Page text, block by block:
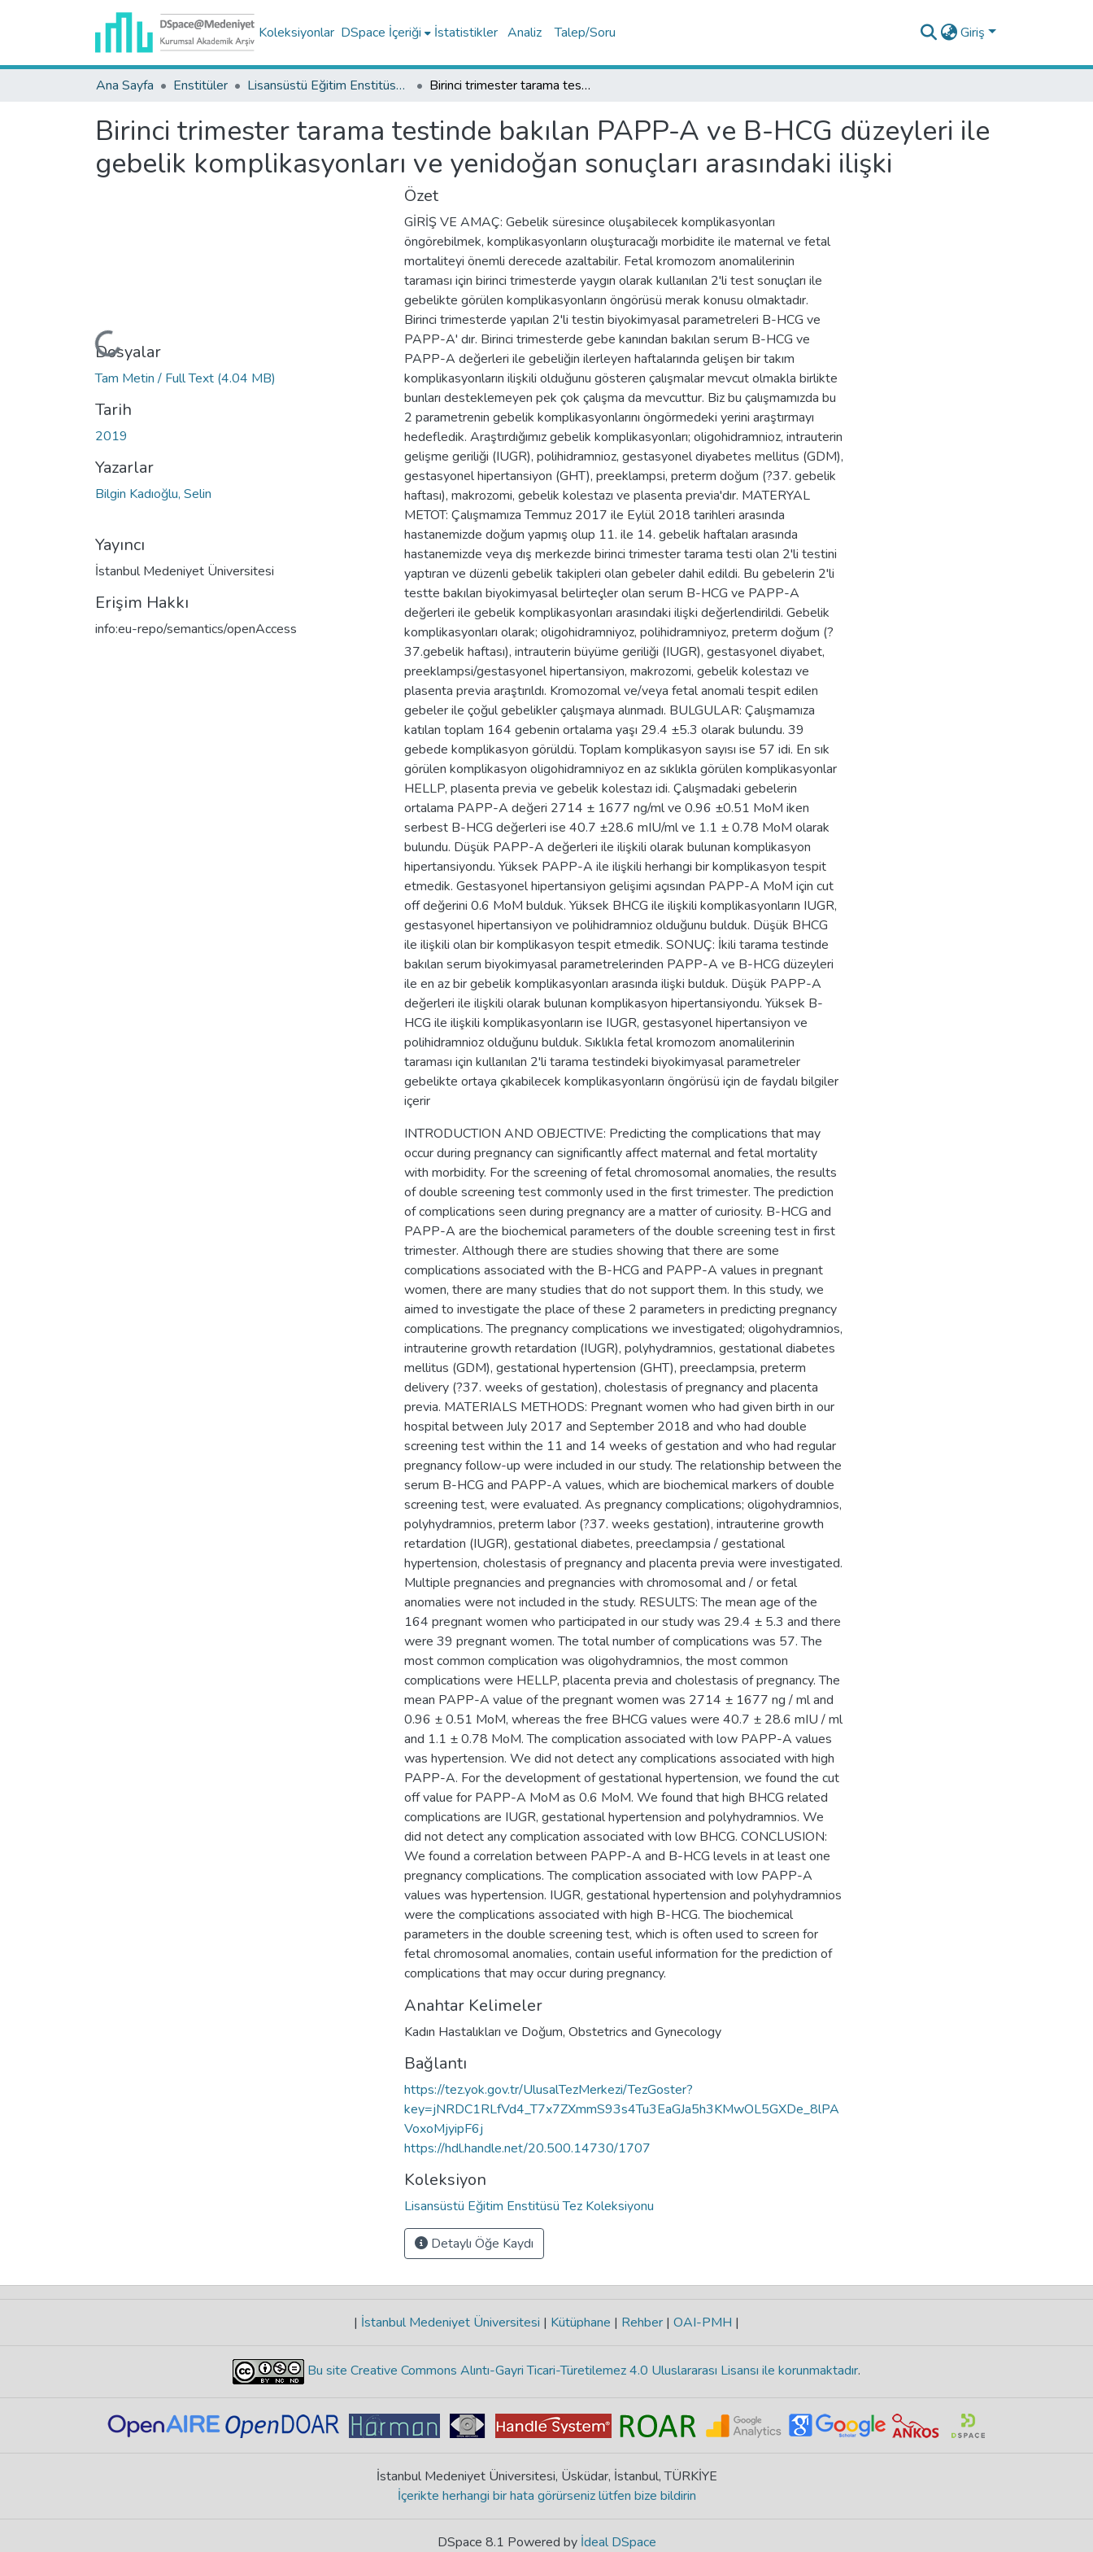
Koleksiyonlar DSpace İçeriği İstatistikler Analiz Talep/Soru Giriş
Ana Sayfa Enstitüler Lisansüstü Eğitim Enstitüsü Tez Koleksiyonu Birinci trimester tarama testinde bakılan PAPP-A ve B-HCG düzeyleri ile gebelik komplikasyonları ve yenidoğan sonuçları arasındaki ilişki
Birinci trimester tarama testinde bakılan PAPP-A ve B-HCG düzeyleri ile
gebelik komplikasyonları ve yenidoğan sonuçları arasındaki ilişki
Yükleniyor...
Dosyalar
Tam Metin / Full Text (4.04 MB)
Tarih
2019
Yazarlar
Bilgin Kadıoğlu, Selin
Yayıncı
İstanbul Medeniyet Üniversitesi
Erişim Hakkı
info:eu-repo/semantics/openAccess
Özet
GİRİŞ VE AMAÇ: Gebelik süresince oluşabilecek komplikasyonları
öngörebilmek, komplikasyonların oluşturacağı morbidite ile maternal ve fetal
mortaliteyi önemli derecede azaltabilir. Fetal kromozom anomalilerinin
taraması için birinci trimesterde yaygın olarak kullanılan 2'li test sonuçları ile
gebelikte görülen komplikasyonların öngörüsü merak konusu olmaktadır.
Birinci trimesterde yapılan 2'li testin biyokimyasal parametreleri B-HCG ve
PAPP-A' dır. Birinci trimesterde gebe kanından bakılan serum B-HCG ve
PAPP-A değerleri ile gebeliğin ilerleyen haftalarında gelişen bir takım
komplikasyonların ilişkili olduğunu gösteren çalışmalar mevcut olmakla birlikte
bunları desteklemeyen pek çok çalışma da mevcuttur. Biz bu çalışmamızda bu
2 parametrenin gebelik komplikasyonlarını öngörmedeki yerini araştırmayı
hedefledik. Araştırdığımız gebelik komplikasyonları; oligohidramnioz, intrauterin
gelişme geriliği (IUGR), polihidramnioz, gestasyonel diyabetes mellitus (GDM),
gestasyonel hipertansiyon (GHT), preeklampsi, preterm doğum (?37. gebelik
haftası), makrozomi, gebelik kolestazı ve plasenta previa'dır. MATERYAL
METOT: Çalışmamıza Temmuz 2017 ile Eylül 2018 tarihleri arasında
hastanemizde doğum yapmış olup 11. ile 14. gebelik haftaları arasında
hastanemizde veya dış merkezde birinci trimester tarama testi olan 2'li testini
yaptıran ve düzenli gebelik takipleri olan gebeler dahil edildi. Bu gebelerin 2'li
testte bakılan biyokimyasal belirteçler olan serum B-HCG ve PAPP-A
değerleri ile gebelik komplikasyonları arasındaki ilişki değerlendirildi. Gebelik
komplikasyonları olarak; oligohidramniyoz, polihidramniyoz, preterm doğum (?
37.gebelik haftası), intrauterin büyüme geriliği (IUGR), gestasyonel diyabet,
preeklampsi/gestasyonel hipertansiyon, makrozomi, gebelik kolestazı ve
plasenta previa araştırıldı. Kromozomal ve/veya fetal anomali tespit edilen
gebeler ile çoğul gebelikler çalışmaya alınmadı. BULGULAR: Çalışmamıza
katılan toplam 164 gebenin ortalama yaşı 29.4 ±5.3 olarak bulundu. 39
gebede komplikasyon görüldü. Toplam komplikasyon sayısı ise 57 idi. En sık
görülen komplikasyon oligohidramniyoz en az sıklıkla görülen komplikasyonlar
HELLP, plasenta previa ve gebelik kolestazı idi. Çalışmadaki gebelerin
ortalama PAPP-A değeri 2714 ± 1677 ng/ml ve 0.96 ±0.51 MoM iken
serbest B-HCG değerleri ise 40.7 ±28.6 mIU/ml ve 1.1 ± 0.78 MoM olarak
bulundu. Düşük PAPP-A değerleri ile ilişkili olarak bulunan komplikasyon
hipertansiyondu. Yüksek PAPP-A ile ilişkili herhangi bir komplikasyon tespit
etmedik. Gestasyonel hipertansiyon gelişimi açısından PAPP-A MoM için cut
off değerini 0.6 MoM bulduk. Yüksek BHCG ile ilişkili komplikasyonların IUGR,
gestasyonel hipertansiyon ve polihidramnioz olduğunu bulduk. Düşük BHCG
ile ilişkili olan bir komplikasyon tespit etmedik. SONUÇ: İkili tarama testinde
bakılan serum biyokimyasal parametrelerinden PAPP-A ve B-HCG düzeyleri
ile en az bir gebelik komplikasyonları arasında ilişki bulduk. Düşük PAPP-A
değerleri ile ilişkili olarak bulunan komplikasyon hipertansiyondu. Yüksek B-
HCG ile ilişkili komplikasyonların ise IUGR, gestasyonel hipertansiyon ve
polihidramnioz olduğunu bulduk. Sıklıkla fetal kromozom anomalilerinin
taraması için kullanılan 2'li tarama testindeki biyokimyasal parametreler
gebelikte ortaya çıkabilecek komplikasyonların öngörüsü için de faydalı bilgiler
içerir
INTRODUCTION AND OBJECTIVE: Predicting the complications that may
occur during pregnancy can significantly affect maternal and fetal mortality
with morbidity. For the screening of fetal chromosomal anomalies, the results
of double screening test commonly used in the first trimester. The prediction
of complications seen during pregnancy are a matter of curiosity. B-HCG and
PAPP-A are the biochemical parameters of the double screening test in first
trimester. Although there are studies showing that there are some
complications associated with the B-HCG and PAPP-A values in pregnant
women, there are many studies that do not support them. In this study, we
aimed to investigate the place of these 2 parameters in predicting pregnancy
complications. The pregnancy complications we investigated; oligohydramnios,
intrauterine growth retardation (IUGR), polyhydramnios, gestational diabetes
mellitus (GDM), gestational hypertension (GHT), preeclampsia, preterm
delivery (?37. weeks of gestation), cholestasis of pregnancy and placenta
previa. MATERIALS METHODS: Pregnant women who had given birth in our
hospital between July 2017 and September 2018 and who had double
screening test within the 11 and 14 weeks of gestation and who had regular
pregnancy follow-up were included in our study. The relationship between the
serum B-HCG and PAPP-A values, which are biochemical markers of double
screening test, were evaluated. As pregnancy complications; oligohydramnios,
polyhydramnios, preterm labor (?37. weeks gestation), intrauterine growth
retardation (IUGR), gestational diabetes, preeclampsia / gestational
hypertension, cholestasis of pregnancy and placenta previa were investigated.
Multiple pregnancies and pregnancies with chromosomal and / or fetal
anomalies were not included in the study. RESULTS: The mean age of the
164 pregnant women who participated in our study was 29.4 ± 5.3 and there
were 39 pregnant women. The total number of complications was 57. The
most common complication was oligohydramnios, the most common
complications were HELLP, placenta previa and cholestasis of pregnancy. The
mean PAPP-A value of the pregnant women was 2714 ± 1677 ng / ml and
0.96 ± 0.51 MoM, whereas the free BHCG values were 40.7 ± 28.6 mIU / ml
and 1.1 ± 0.78 MoM. The complication associated with low PAPP-A values
was hypertension. We did not detect any complications associated with high
PAPP-A. For the development of gestational hypertension, we found the cut
off value for PAPP-A MoM as 0.6 MoM. We found that high BHCG related
complications are IUGR, gestational hypertension and polyhydramnios. We
did not detect any complication associated with low BHCG. CONCLUSION:
We found a correlation between PAPP-A and B-HCG levels in at least one
pregnancy complications. The complication associated with low PAPP-A
values was hypertension. IUGR, gestational hypertension and polyhydramnios
were the complications associated with high B-HCG. The biochemical
parameters in the double screening test, which is often used to screen for
fetal chromosomal anomalies, contain useful information for the prediction of
complications that may occur during pregnancy.
Anahtar Kelimeler
Kadın Hastalıkları ve Doğum, Obstetrics and Gynecology
Bağlantı
https://tez.yok.gov.tr/UlusalTezMerkezi/TezGoster?
key=jNRDC1RLfVd4_T7x7ZXmmS93s4Tu3EaGJa5h3KMwOL5GXDe_8lPA
VoxoMjyipF6j
https://hdl.handle.net/20.500.14730/1707
Koleksiyon
Lisansüstü Eğitim Enstitüsü Tez Koleksiyonu
Detaylı Öğe Kaydı
| İstanbul Medeniyet Üniversitesi | Kütüphane | Rehber | OAI-PMH |
Bu site Creative Commons Alıntı-Gayri Ticari-Türetilemez 4.0 Uluslararası Lisansı ile korunmaktadır.
İstanbul Medeniyet Üniversitesi, Üsküdar, İstanbul, TÜRKİYE
İçerikte herhangi bir hata görürseniz lütfen bize bildirin
DSpace 8.1 Powered by İdeal DSpace